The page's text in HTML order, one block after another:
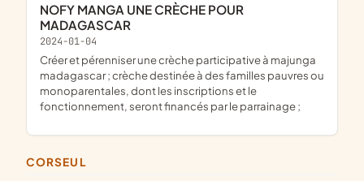
NOFY MANGA UNE CRÈCHE POUR
MADAGASCAR
2024-01-04
créer et pérenniser une crèche participative à majunga
madagascar ; crèche destinée à des familles pauvres ou
monoparentales, dont les inscriptions et le
fonctionnement, seront financés par le parrainage ;
CORSEUL